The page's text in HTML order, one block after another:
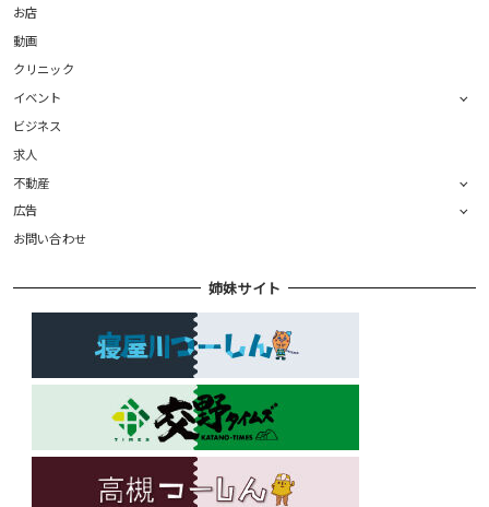
お店
動画
クリニック
イベント
ビジネス
求人
不動産
広告
お問い合わせ
姉妹サイト